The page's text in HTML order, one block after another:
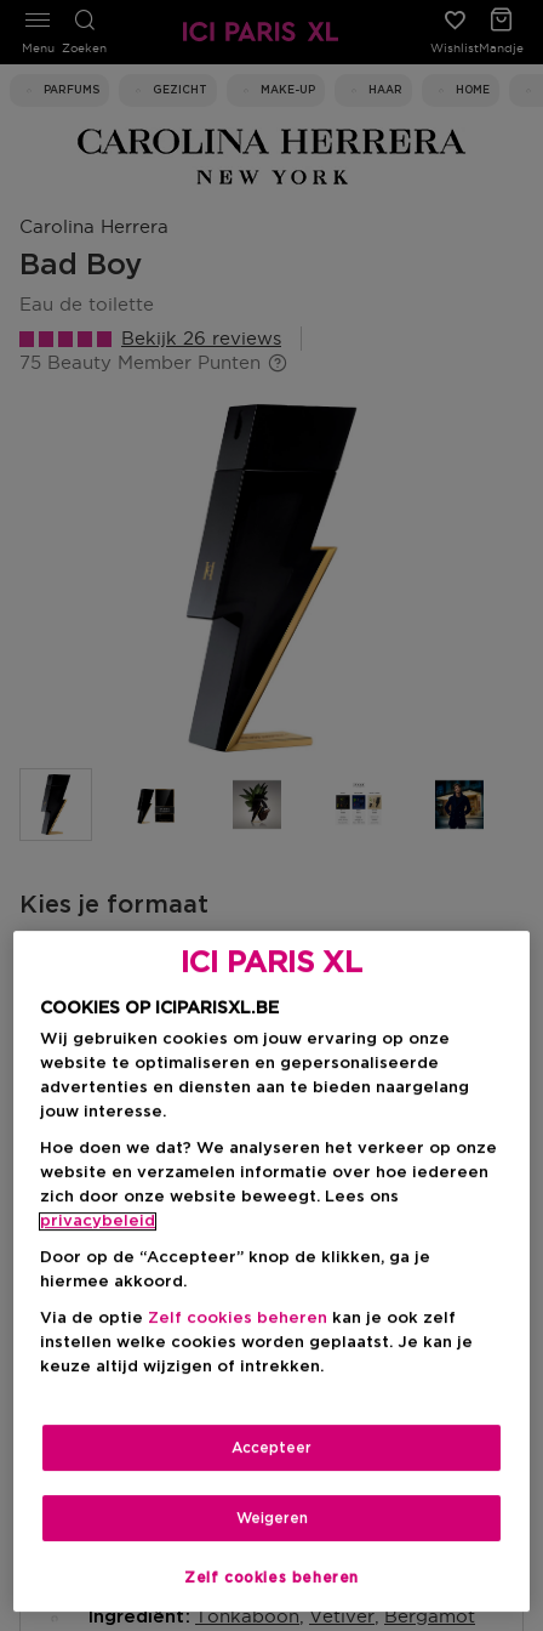
Zoeken WishlistMandje
PARFUMS GEZICHT MAKE-UP HAAR HOME
Menu
Carolina Herrera
Bad Boy
eau de toilette
Bekijk 26 reviews
75 Beauty Member Punten
Kies je formaat
50 ML
Kortingsprijs
€ 75,37
€ 100,50
100 ML
Kortingsprijs
€ 104,77
€ 139,70
Kortingsprijs
€ 75,37
-25% Aanbevolen verkoopprijs fabrikant€ 100,50
Levering aan huis
Op voorraad-
Ophalen in een winkel nabij jou.
Selecteer een winkel
Amber
Ingrediënt Tonkaboon Vetiver Bergamot
ICI PARIS XL
COOKIES OP ICIPARISXL.BE
Wij gebruiken cookies om jouw ervaring op onze
website te optimaliseren en gepersonaliseerde
advertenties en diensten aan te bieden naargelang
jouw interesse.
Hoe doen we dat? We analyseren het verkeer op onze
website en verzamelen informatie over hoe iedereen
zich door onze website beweegt. Lees ons
privacybeleid
Door op de “Accepteer” knop de klikken, ga je
hiermee akkoord.
Via de optie Zelf cookies beheren kan je ook zelf
instellen welke cookies worden geplaatst. Je kan je
keuze altijd wijzigen of intrekken.
Zelf cookies beheren
Weigeren
Accepteer